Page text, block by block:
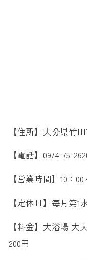
【住所】大分県竹
【電話】0974-75-
【営業時間】10：
【定休日】毎月第
【料金】大浴場
200円